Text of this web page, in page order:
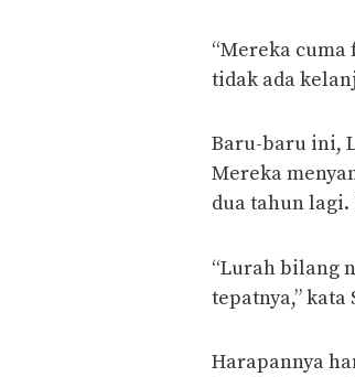
“Mereka
tidak ada
Baru-baru ini,
Mereka
dua tahun
“Lurah bilang
tepatnya,”
Harapannya